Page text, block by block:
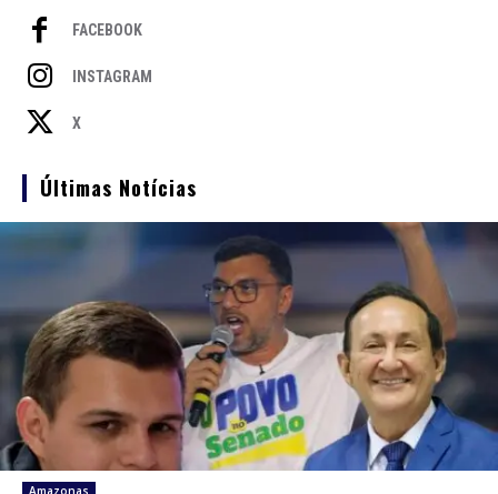
FACEBOOK
INSTAGRAM
X
Últimas Notícias